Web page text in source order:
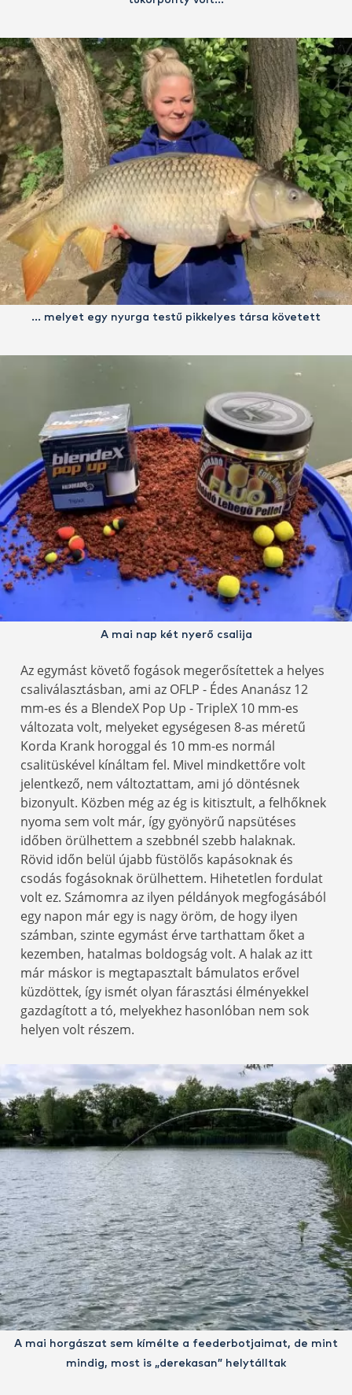
… melyet egy nyurga testű pikkelyes társa követett
A mai nap két nyerő csalija
Az egymást követő fogások megerősítettek a helyes
csaliválasztásban, ami az OFLP - Édes Ananász 12
mm-es és a BlendeX Pop Up - TripleX 10 mm-es
változata volt, melyeket egységesen 8-as méretű
Korda Krank horoggal és 10 mm-es normál
csalitüskével kínáltam fel. Mivel mindkettőre volt
jelentkező, nem változtattam, ami jó döntésnek
bizonyult. Közben még az ég is kitisztult, a felhőknek
nyoma sem volt már, így gyönyörű napsütéses
időben örülhettem a szebbnél szebb halaknak.
Rövid időn belül újabb füstölős kapásoknak és
csodás fogásoknak örülhettem. Hihetetlen fordulat
volt ez. Számomra az ilyen példányok megfogásából
egy napon már egy is nagy öröm, de hogy ilyen
számban, szinte egymást érve tarthattam őket a
kezemben, hatalmas boldogság volt. A halak az itt
már máskor is megtapasztalt bámulatos erővel
küzdöttek, így ismét olyan fárasztási élményekkel
gazdagított a tó, melyekhez hasonlóban nem sok
helyen volt részem.
A mai horgászat sem kímélte a feederbotjaimat, de mint
mindig, most is „derekasan” helytálltak